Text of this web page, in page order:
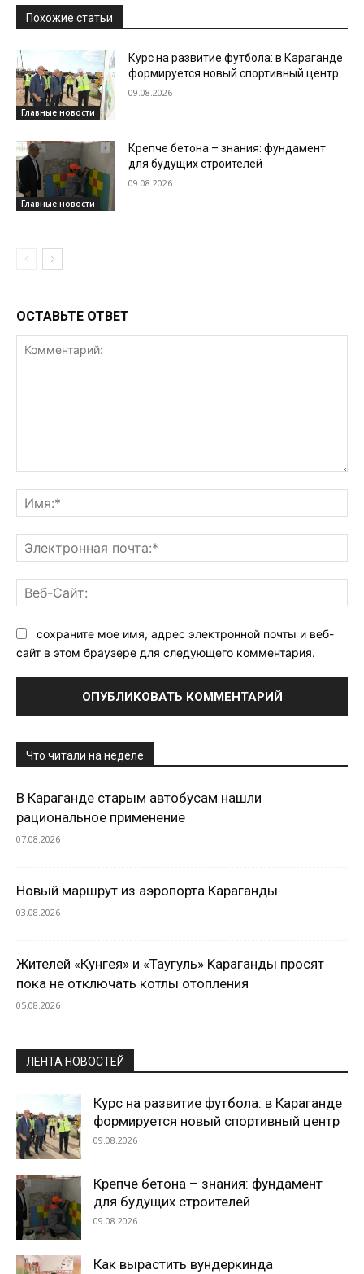
Похожие статьи
Главные новости
Курс на развитие футбола: в Караганде
формируется новый спортивный центр
09.08.2026
Главные новости
Крепче бетона – знания: фундамент
для будущих строителей
09.08.2026
ОСТАВЬТЕ ОТВЕТ
сохраните мое имя, адрес электронной почты и веб-
сайт в этом браузере для следующего комментария.
Что читали на неделе
В Караганде старым автобусам нашли
рациональное применение
07.08.2026
Новый маршрут из аэропорта Караганды
03.08.2026
Жителей «Кунгея» и «Таугуль» Караганды просят
пока не отключать котлы отопления
05.08.2026
ЛЕНТА НОВОСТЕЙ
Курс на развитие футбола: в Караганде
формируется новый спортивный центр
09.08.2026
Крепче бетона – знания: фундамент
для будущих строителей
09.08.2026
Как вырастить вундеркинда